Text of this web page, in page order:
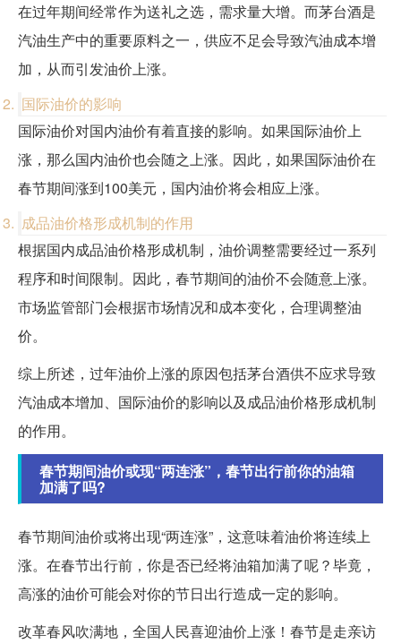
在过年期间经常作为送礼之选，需求量大增。而茅台酒是
汽油生产中的重要原料之一，供应不足会导致汽油成本增
加，从而引发油价上涨。
国际油价的影响
国际油价对国内油价有着直接的影响。如果国际油价上
涨，那么国内油价也会随之上涨。因此，如果国际油价在
春节期间涨到100美元，国内油价将会相应上涨。
成品油价格形成机制的作用
根据国内成品油价格形成机制，油价调整需要经过一系列
程序和时间限制。因此，春节期间的油价不会随意上涨。
市场监管部门会根据市场情况和成本变化，合理调整油
价。
综上所述，过年油价上涨的原因包括茅台酒供不应求导致
汽油成本增加、国际油价的影响以及成品油价格形成机制
的作用。
春节期间油价或现“两连涨”，春节出行前你的油箱
加满了吗?
春节期间油价或将出现“两连涨”，这意味着油价将连续上
涨。在春节出行前，你是否已经将油箱加满了呢？毕竟，
高涨的油价可能会对你的节日出行造成一定的影响。
改革春风吹满地，全国人民喜迎油价上涨！春节是走亲访